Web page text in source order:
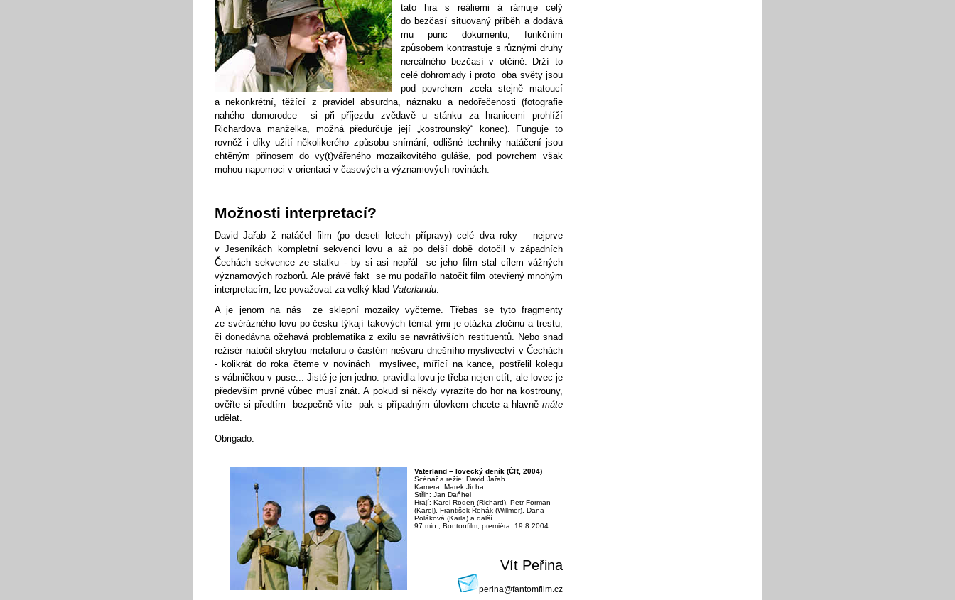
tato hra s reáliemi á rámuje celý
do bezčasí situovaný příběh a dodává
mu punc dokumentu, funkčním
způsobem kontrastuje s různými druhy
nereálného bezčasí v otčině. Drží to
celé dohromady i proto oba světy jsou
pod povrchem zcela stejně matoucí
a nekonkrétní, těžící z pravidel absurdna, náznaku a nedořečenosti (fotografie
nahého domorodce si při příjezdu zvědavě u stánku za hranicemi prohlíží
Richardova manželka, možná předurčuje její „kostrounský“ konec). Funguje to
rovněž i díky užití několikerého způsobu snímání, odlišné techniky natáčení jsou
chtěným přínosem do vy(t)vářeného mozaikovitého guláše, pod povrchem však
mohou napomoci v orientaci v časových a významových rovinách.
Možnosti interpretací?
David Jařab ž natáčel film (po deseti letech přípravy) celé dva roky – nejprve
v Jeseníkách kompletní sekvenci lovu a až po delší době dotočil v západních
Čechách sekvence ze statku - by si asi nepřál se jeho film stal cílem vážných
významových rozborů. Ale právě fakt se mu podařilo natočit film otevřený mnohým
interpretacím, lze považovat za velký klad Vaterlandu.
A je jenom na nás ze sklepní mozaiky vyčteme. Třebas se tyto fragmenty
ze svérázného lovu po česku týkají takových témat ými je otázka zločinu a trestu,
či donedávna ožehavá problematika z exilu se navrátivších restituentů. Nebo snad
režisér natočil skrytou metaforu o častém nešvaru dnešního myslivectví v Čechách
- kolikrát do roka čteme v novinách myslivec, mířící na kance, postřelil kolegu
s vábničkou v puse... Jisté je jen jedno: pravidla lovu je třeba nejen ctít, ale lovec je
především prvně vůbec musí znát. A pokud si někdy vyrazíte do hor na kostrouny,
ověřte si předtím bezpečně víte pak s případným úlovkem chcete a hlavně máte
udělat.
Obrigado.
Vaterland – lovecký deník (ČR, 2004)
Scénář a režie: David Jařab
Kamera: Marek Jícha
Střih: Jan Daňhel
Hrají: Karel Roden (Richard), Petr Forman
(Karel), František Řehák (Willmer), Dana
Poláková (Karla) a další
97 min., Bontonfilm, premiéra: 19.8.2004
Vít Peřina
perina@fantomfilm.cz